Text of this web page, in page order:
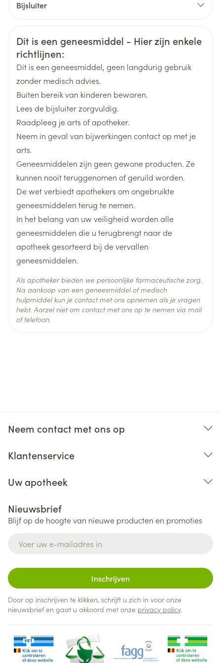
Merken
Breedte 65 mm
Lengte
Diepte 30 mm
Verpakking
28
Actieve
Ingrediënten
aripiprazol
Behoud Kamertemperatuur (15°C - 25°C)
Bijsluiter
Veiligheidsinformatie
Dit is een geneesmiddel - Hier zijn enkele
richtlijnen:
Dit is een geneesmiddel, geen langdurig gebruik
zonder medisch advies.
Buiten bereik van kinderen bewaren.
Lees de bijsluiter zorgvuldig.
Raadpleeg je arts of apotheker.
Neem in geval van bijwerkingen contact op met je
arts.
Geneesmiddelen zijn geen gewone producten. Ze
kunnen nooit teruggenomen of geruild worden.
De wet verbiedt apothekers om ongebruikte
geneesmiddelen terug te nemen.
In het belang van uw veiligheid worden alle
geneesmiddelen die u terugbrengt naar de
apotheek gesorteerd bij de vervallen
geneesmiddelen.
Als apotheker bieden we persoonlijke farmaceutische zorg.
Na aankoop van een geneesmiddel of medisch
hulpmiddel kun je contact met ons opnemen als je vragen
hebt. Aarzel niet om contact met ons op te nemen via mail
of telefoon.
Neem contact met ons op
Klantenservice
Uw apotheek
Nieuwsbrief
Blijf op de hoogte van nieuwe producten en promoties
Inschrijven
Door op inschrijven te klikken, schrijft u zich in voor onze
nieuwsbrief en gaat u akkoord met onze privacy policy.